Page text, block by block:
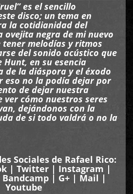
es el sencillo
disco; un tema en
la cotidianidad del
ovejita negra de mi nuevo
tener melodías y ritmos
del sonido acústico que
Hunt, en su esencia
de la diáspora y el éxodo
eso no la podía dejar por
de dejar nuestra
ver cómo nuestros seres
dejándonos con la
de si todo valdrá o no la
Sociales de Rafael Rico:
| Twitter | Instagram |
Bandcamp | G+ | Mail |
Youtube